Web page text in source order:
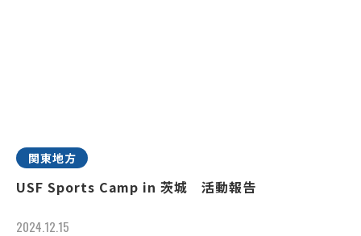
関東地方
USF Sports Camp in 茨城 活動報告
2024.12.15